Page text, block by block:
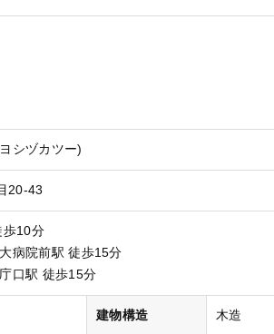
シヅカツー)
20-43
歩10分
病院前駅 徒歩15分
口駅 徒歩15分
建物構造 木造